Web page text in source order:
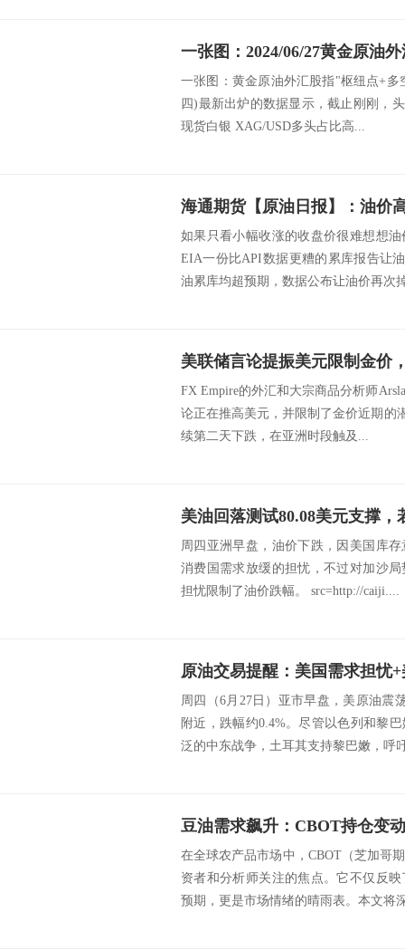
一张图：黄金原油外汇股指"枢纽点+多
四)最新出炉的数据显示，截止刚刚，
现货白银 XAG/USD多头占比高...
海通期货【原油日报】：油价
如果只看小幅收涨的收盘价很难想想
EIA一份比API数据更糟的累库报告让
油累库均超预期，数据公布让油价再次
美联储言论提振美元限制金价
FX Empire的外汇和大宗商品分析师
论正在推高美元，并限制了金价近期的
续第二天下跌，在亚洲时段触及...
美油回落测试80.08美元支撑，
周四亚洲早盘，油价下跌，因美国库
消费国需求放缓的担忧，不过对加沙
担忧限制了油价跌幅。 src=http://caiji....
周四（6月27日）亚市早盘，美原油震
附近，跌幅约0.4%。尽管以色列和黎
泛的中东战争，土耳其支持黎巴嫩，呼
豆油需求飙升：CBOT持仓变
在全球农产品市场中，CBOT（芝加哥
资者和分析师关注的焦点。它不仅反
预期，更是市场情绪的晴雨表。本文将